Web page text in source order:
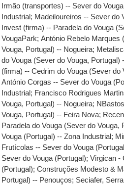
Irmão (transportes) -- Sever do
Industrial; Madeiloureiros -- Sever do
Invest (firma) -- Paradela do Vouga
VougaPark;António Rebelo Marques
Vouga, Portugal) -- Nogueira;
do Vouga (Sever do Vouga,
(firma) -- Cedrim do Vouga (Sever do
António Corgas -- Sever do Vouga
Industrial; Francisco Rodrigues
Vouga, Portugal) -- Nogueira;
Vouga, Portugal) -- Feira Nova;
Paradela do Vouga (Sever do Vouga,
Vouga (Portugal) -- Zona Industrial;
Frutícolas -- Sever do Vouga
Sever do Vouga (Portugal);Virgican -
(Portugal);Construções Modesto &
Portugal) -- Penouços; Seciafer,